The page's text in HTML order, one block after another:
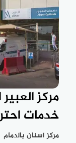
مركز
خدمات
مركز اسنان بالدمام